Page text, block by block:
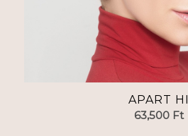
APART HI
63,500 Ft